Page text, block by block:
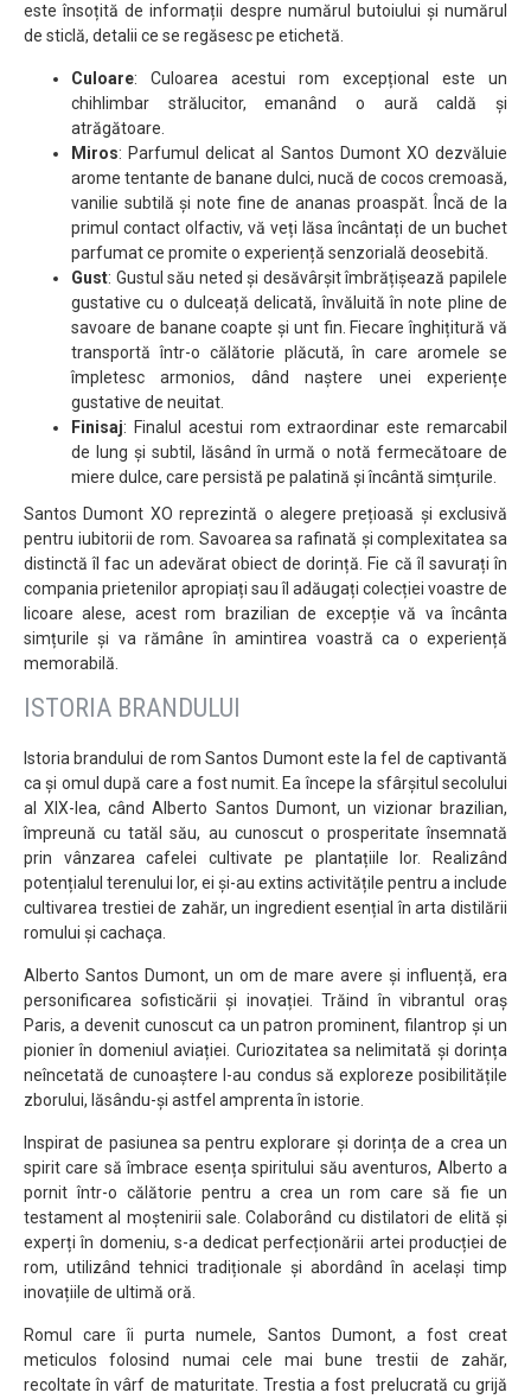
este însoțită de informații despre numărul butoiului și numărul
de sticlă, detalii ce se regăsesc pe etichetă.
Culoare: Culoarea acestui rom excepțional este un
chihlimbar strălucitor, emanând o aură caldă și
atrăgătoare.
Miros: Parfumul delicat al Santos Dumont XO dezvăluie
arome tentante de banane dulci, nucă de cocos cremoasă,
vanilie subtilă și note fine de ananas proaspăt. Încă de la
primul contact olfactiv, vă veți lăsa încântați de un buchet
parfumat ce promite o experiență senzorială deosebită.
Gust: Gustul său neted și desăvârșit îmbrățișează papilele
gustative cu o dulceață delicată, învăluită în note pline de
savoare de banane coapte și unt fin. Fiecare înghițitură vă
transportă într-o călătorie plăcută, în care aromele se
împletesc armonios, dând naștere unei experiențe
gustative de neuitat.
Finisaj: Finalul acestui rom extraordinar este remarcabil
de lung și subtil, lăsând în urmă o notă fermecătoare de
miere dulce, care persistă pe palatină și încântă simțurile.
Santos Dumont XO reprezintă o alegere prețioasă și exclusivă
pentru iubitorii de rom. Savoarea sa rafinată și complexitatea sa
distinctă îl fac un adevărat obiect de dorință. Fie că îl savurați în
compania prietenilor apropiați sau îl adăugați colecției voastre de
licoare alese, acest rom brazilian de excepție vă va încânta
simțurile și va rămâne în amintirea voastră ca o experiență
memorabilă.
ISTORIA BRANDULUI
Istoria brandului de rom Santos Dumont este la fel de captivantă
ca și omul după care a fost numit. Ea începe la sfârșitul secolului
al XIX-lea, când Alberto Santos Dumont, un vizionar brazilian,
împreună cu tatăl său, au cunoscut o prosperitate însemnată
prin vânzarea cafelei cultivate pe plantațiile lor. Realizând
potențialul terenului lor, ei și-au extins activitățile pentru a include
cultivarea trestiei de zahăr, un ingredient esențial în arta distilării
romului și cachaça.
Alberto Santos Dumont, un om de mare avere și influență, era
personificarea sofisticării și inovației. Trăind în vibrantul oraș
Paris, a devenit cunoscut ca un patron prominent, filantrop și un
pionier în domeniul aviației. Curiozitatea sa nelimitată și dorința
neîncetată de cunoaștere l-au condus să exploreze posibilitățile
zborului, lăsându-și astfel amprenta în istorie.
Inspirat de pasiunea sa pentru explorare și dorința de a crea un
spirit care să îmbrace esența spiritului său aventuros, Alberto a
pornit într-o călătorie pentru a crea un rom care să fie un
testament al moștenirii sale. Colaborând cu distilatori de elită și
experți în domeniu, s-a dedicat perfecționării artei producției de
rom, utilizând tehnici tradiționale și abordând în același timp
inovațiile de ultimă oră.
Romul care îi purta numele, Santos Dumont, a fost creat
meticulos folosind numai cele mai bune trestii de zahăr,
recoltate în vârf de maturitate. Trestia a fost prelucrată cu grijă